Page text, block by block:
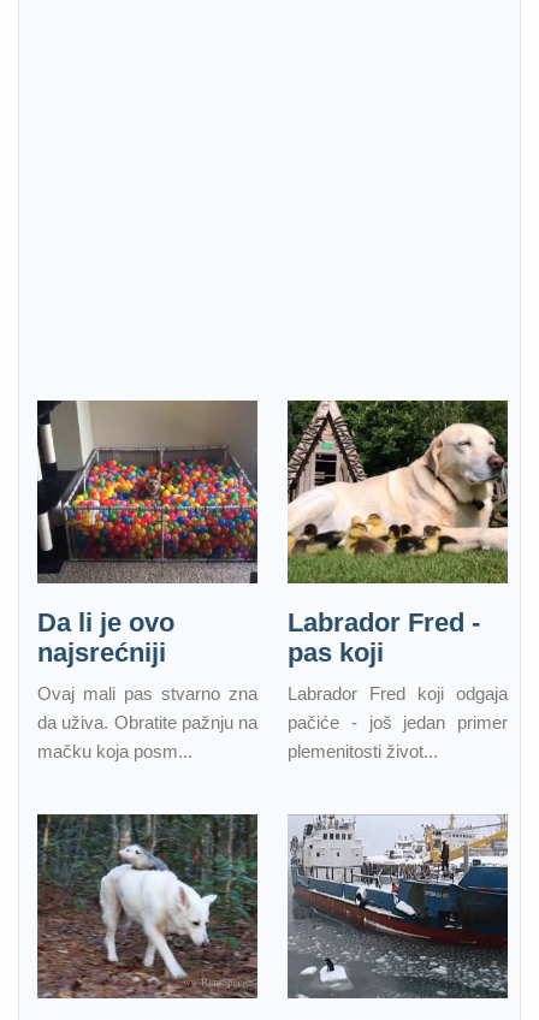
Da li je ovo
najsrećniji
Ovaj mali pas stvarno zna
da uživa. Obratite pažnju na
mačku koja posm...
Labrador Fred -
pas koji
Labrador Fred koji odgaja
pačiće - još jedan primer
plemenitosti život...